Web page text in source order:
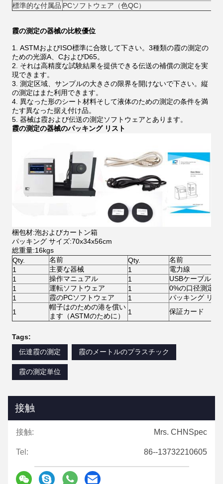
標準的な付属品 PCソフトウェア（色QC）
霞の測定の器械の比較優位
1. ASTMおよびISO標準に合致して下さい。3種類の霞の測定の
ための光源A、CおよびD65。
2. それは高精度な試験結果を提供できる伝送の補償の測定を実
現できます。
3. 測定区域、サンプルの大きさの限界を開けないで下さい。縦
の測定はまた利用できます。
4. 異なった形のシート材料そして液体のための測定の条件を満
たす異なった据え付け品。
5. 器械は霞および伝送の測定ソフトウェアとあります。
霞の測定の器械のパッキング リスト
梱包材:泡およびカートン箱
パッキング サイズ:70x34x56cm
総重量:16kgs
Qty.
名前 Qty.
名前
1
主要な器械 1
電力線
1
操作マニュアル 1
USBケーブル
1
運転ソフトウェア 1
0%の口径測定の
1
霞のPCソフトウェア 1
パッキング リス
1
帽子はのための港を償い
ます（ASTMのために）
1 保証カード
Tags:
伝達霞の測定
霞のメートルのプラスチック
霞の測定単位
接触
接触: Mrs. CHNSpec
Tel: 86--13732210605